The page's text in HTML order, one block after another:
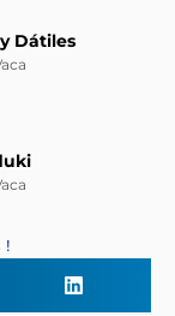
Dátiles
!